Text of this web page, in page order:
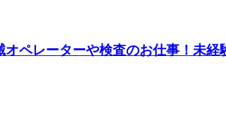
オペレーターや検査のお仕事！未